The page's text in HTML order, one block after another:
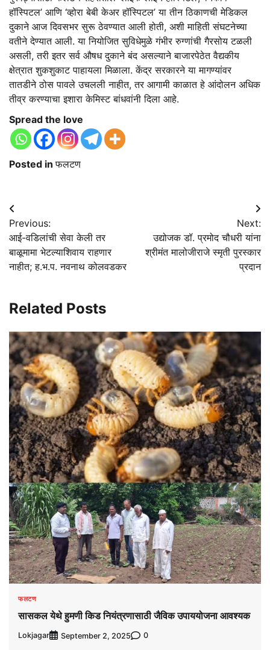
हॉस्पिटल’ आणि ‘व्होरा बेबी केअर हॉस्पिटल’ या तीन ठिकाणची मेडिकल
दुकाने आज दिवसभर सुरू ठेवण्यात आली होती, अशी माहिती संघटनेच्या
वतीने देण्यात आली. या नियोजित सुविधेमुळे गंभीर रुग्णांची गैरसोय टळली
असली, तरी इतर सर्व औषध दुकाने बंद असल्याने बाजारपेठेत वैद्यकीय
क्षेत्रात शुकशुकाट पाहायला मिळाला. केंद्र सरकारने या मागण्यांवर
तातडीने ठोस पावले उचलली नाहीत, तर आगामी काळात हे आंदोलन अधिक
तीव्र करण्याचा इशारा केमिस्ट बांधवांनी दिला आहे.
Spread the love
Posted inफलटण
Post
navigation
Previous:
आई-वडिलांची सेवा केली तर
बाळूमामा भेटल्याशिवाय राहणार
नाहीत; ह.भ.प. नवनाथ कोलवडकर
Next:
उद्योजक डॉ. प्रमोद चौधरी यांना
श्रीमंत मालोजीराजे स्मृती पुरस्कार
प्रदान
Related Posts
फलटण
सासकल येथे हुमणी किड नियंत्रणासाठी जैविक उपाययोजना आवश्यक
Lokjagar September 2, 2025 0